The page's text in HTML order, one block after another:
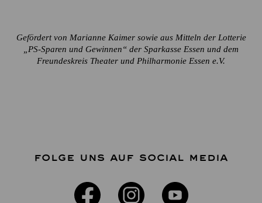
Gefördert von Marianne Kaimer sowie aus Mitteln der Lotterie
„PS-Sparen und Gewinnen“ der Sparkasse Essen und dem
Freundeskreis Theater und Philharmonie Essen e.V.
FOLGE UNS AUF SOCIAL MEDIA